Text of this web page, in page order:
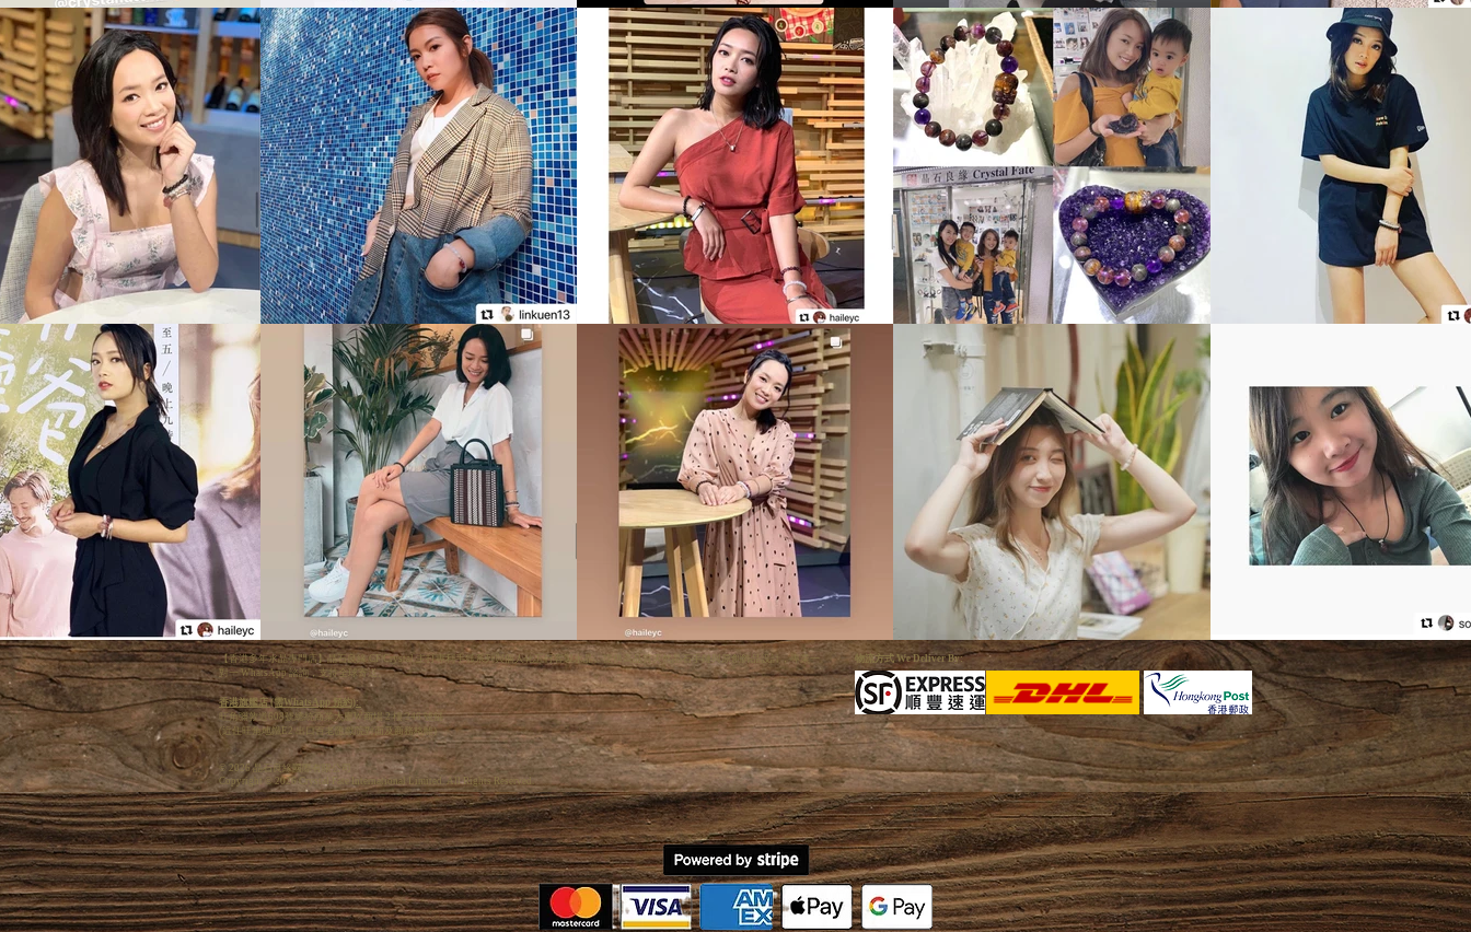
【香港多年水晶專門店】晶石良緣 CF Crystal 主打專利手狐系列與個人化五行客製水晶。提供高品質天然晶石手鏈與原創飾品設計，專業一
對一 WhatsApp 諮詢，支持全球寄送。
香港旗艦店 (需WhatsApp 預約):
旺角彌敦道608號總統商業大廈W商場 2 樓 246 號舖
(近住旺角地鐵E2 出口百老匯戲院對面及商務格離)
物流方式 We Deliver By:
© 2026 晶石良緣國際有限公司
Copyright © 2026 Crystal Fate International Limited. All Rights Reserved.